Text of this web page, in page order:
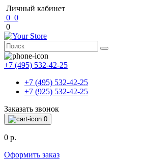
Личный кабинет
0 0
0
+7 (495) 532-42-25
+7 (495) 532-42-25
+7 (925) 532-42-25
Заказать звонок
0
0 р.
Оформить заказ